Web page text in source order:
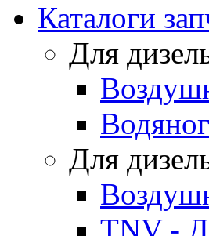
Каталоги
Для
Для